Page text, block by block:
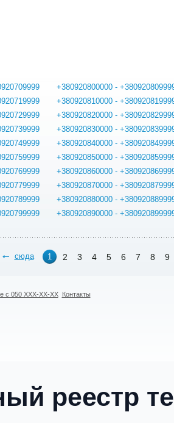
+380920800000 -
+380920810000 -
+380920820000 -
+380920830000 -
+380920840000 -
+380920850000 -
+380920860000 -
+380920870000 -
+380920880000 -
+380920890000 -
сюда 1 2 3 4 5 6 7 8 9
с 050 XXX-XX-XX Контакты
реестр